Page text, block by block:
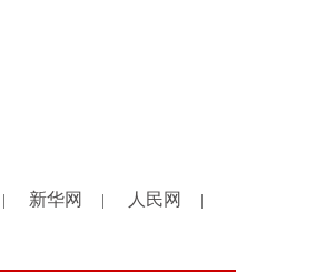
新华网 人民网